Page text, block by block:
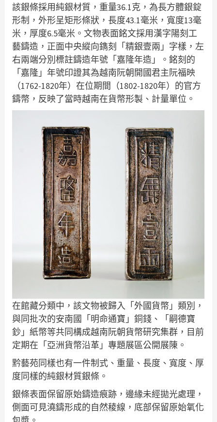
該銀條採用純銀材質，重量36.1克，為長方體銀錠
形制，外形呈矩形條狀，長度43.1毫米，寬度13毫
米，厚度6.5毫米。文物表面銘文採用漢字陽刻工
藝鑄造，正面中央縱向鐫刻「精銀壹兩」字樣，左
右兩端分別標註鑄造年號「嘉隆年造」。銘刻的
「嘉隆」年號印證其為越南阮朝開國君主阮福映
（1762-1820年）在位期間（1802-1820年）的官方
鑄幣，反映了當時越南在貨幣形製、計量單位。
在館藏分類中，該文物被歸入「外國貨幣」類別，
與同批次的安南國「明命通寶」銅錢、「嗣德寶
鈔」紙幣等共同構成越南阮朝貨幣研究集群，目前
定期在「亞洲貨幣沿革」專題展區公開展陳。
黔藝苑同樣也有一件制式、重量、長度、寬度、厚
度同樣的純銀材質銀條。
銀條表面保留原始鑄造痕跡，邊緣未經拋光處理，
側面可見澆鑄形成的自然稜線，底部保留原始氧化